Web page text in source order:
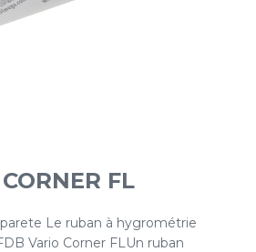
FL
Le ruban à hygrométrie
Vario Corner FLUn ruban